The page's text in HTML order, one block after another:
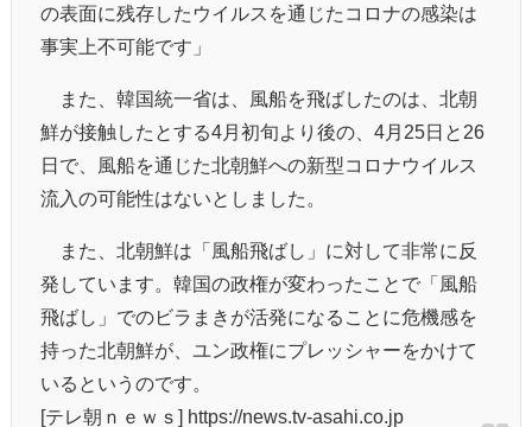
の表面に残存したウイルスを通じたコロナの感染は
事実上不可能です」
また、韓国統一省は、風船を飛ばしたのは、北朝
鮮が接触したとする4月初旬より後の、4月25日と26
日で、風船を通じた北朝鮮への新型コロナウイルス
流入の可能性はないとしました。
また、北朝鮮は「風船飛ばし」に対して非常に反
発しています。韓国の政権が変わったことで「風船
飛ばし」でのビラまきが活発になることに危機感を
持った北朝鮮が、ユン政権にプレッシャーをかけて
いるというのです。
[テレ朝ｎｅｗｓ] https://news.tv-asahi.co.jp